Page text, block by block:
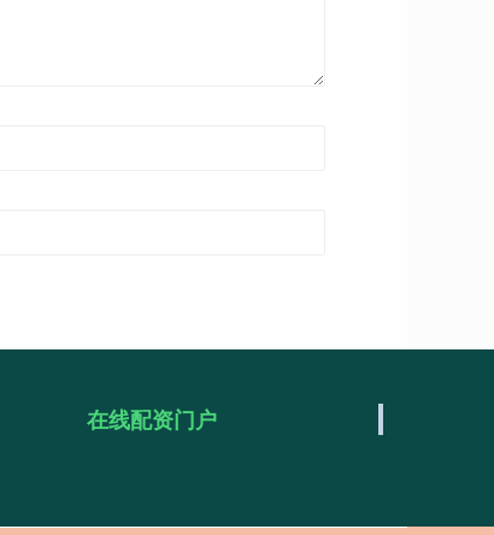
在线配资门户